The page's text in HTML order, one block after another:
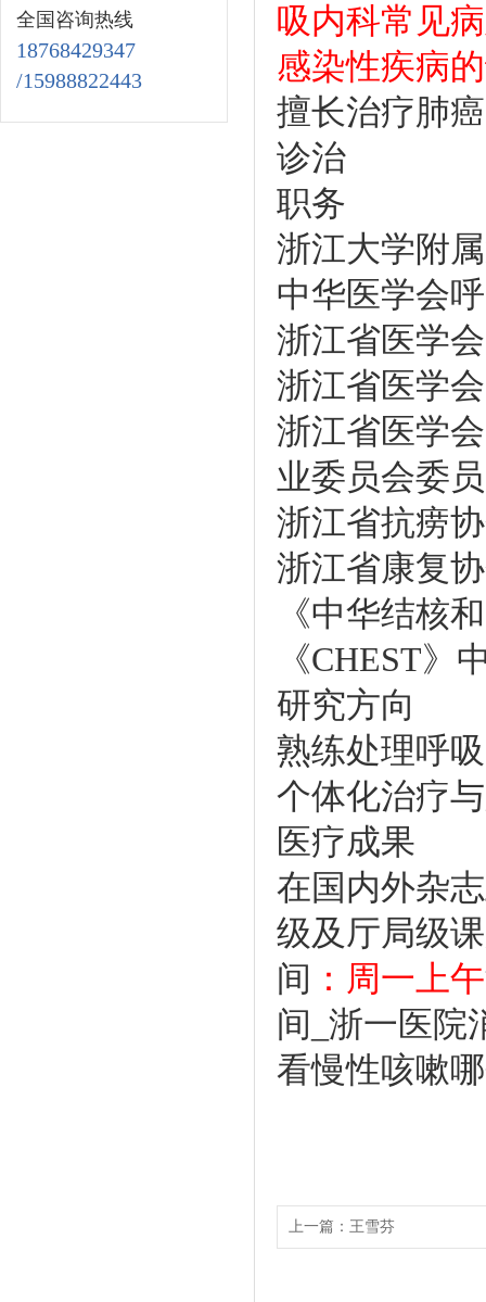
全国咨询热线
18768429347
/15988822443
吸内科常见
感染性疾病
擅长治疗肺
诊治
职务
浙江大学附
中华医学会
浙江省医学
浙江省医学
浙江省医学
业委员会委员
浙江省抗痨
浙江省康复
《中华结核
《CHEST》
研究方向
熟练处理呼
个体化治疗
医疗成果
在国内外杂
级及厅局级
间 ：周一上午
间_浙一医院
看慢性咳嗽
上一篇： 王雪芬